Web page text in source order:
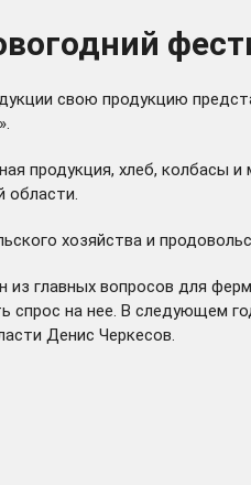
свою продукцию
продукция, хлеб, колбасы
хозяйства и
из главных вопросов для
спрос на нее. В следующем
Денис Черкесов.